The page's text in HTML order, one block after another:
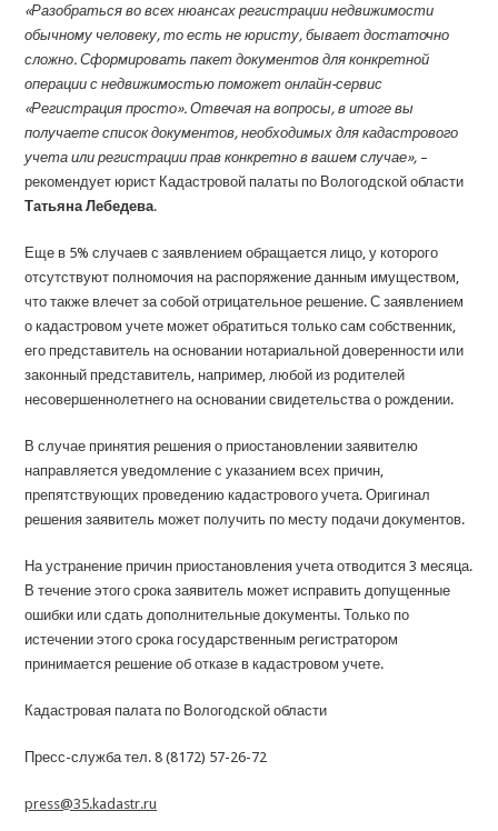
«Разобраться во всех нюансах регистрации недвижимости
обычному человеку, то есть не юристу, бывает достаточно
сложно. Сформировать пакет документов для конкретной
операции с недвижимостью поможет онлайн-сервис
«Регистрация просто». Отвечая на вопросы, в итоге вы
получаете список документов, необходимых для кадастрового
учета или регистрации прав конкретно в вашем случае», –
рекомендует юрист Кадастровой палаты по Вологодской области
Татьяна Лебедева.
Еще в 5% случаев с заявлением обращается лицо, у которого
отсутствуют полномочия на распоряжение данным имуществом,
что также влечет за собой отрицательное решение. С заявлением
о кадастровом учете может обратиться только сам собственник,
его представитель на основании нотариальной доверенности или
законный представитель, например, любой из родителей
несовершеннолетнего на основании свидетельства о рождении.
В случае принятия решения о приостановлении заявителю
направляется уведомление с указанием всех причин,
препятствующих проведению кадастрового учета. Оригинал
решения заявитель может получить по месту подачи документов.
На устранение причин приостановления учета отводится 3 месяца.
В течение этого срока заявитель может исправить допущенные
ошибки или сдать дополнительные документы. Только по
истечении этого срока государственным регистратором
принимается решение об отказе в кадастровом учете.
Кадастровая палата по Вологодской области
Пресс-служба тел. 8 (8172) 57-26-72
press@35.kadastr.ru